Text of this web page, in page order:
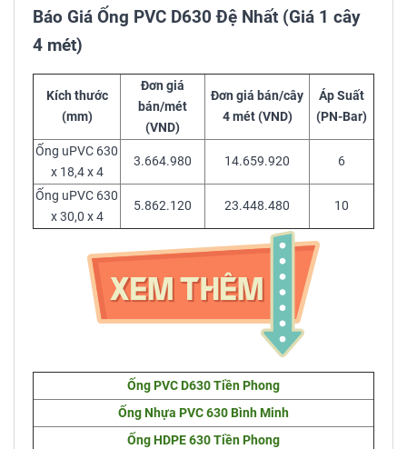
Báo Giá Ống PVC D630 Đệ Nhất (Giá 1 cây
4 mét)
Kích thước
(mm)
Đơn giá
bán/mét
(VND)
Đơn giá bán/cây
4 mét (VND)
Áp Suất
(PN-Bar)
Ống uPVC 630
x 18,4 x 4
3.664.980 14.659.920 6
Ống uPVC 630
x 30,0 x 4
5.862.120 23.448.480 10
Ống PVC D630 Tiền Phong
Ống Nhựa PVC 630 Bình Minh
Ống HDPE 630 Tiền Phong